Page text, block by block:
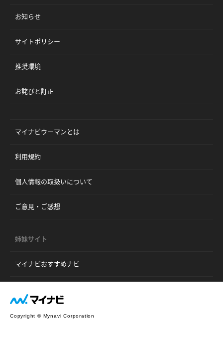
お知らせ
サイトポリシー
推奨環境
お詫びと訂正
マイナビウーマンとは
利用規約
個人情報の取扱いについて
ご意見・ご感想
姉妹サイト
マイナビおすすめナビ
Copyright © Mynavi Corporation